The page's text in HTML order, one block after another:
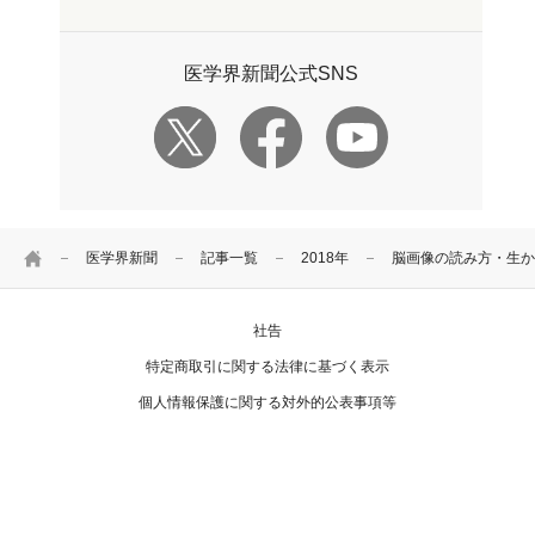
HOME 医学界新聞 記事一覧 2018年 脳画像の読み方・生
医学界新聞公式SNS
社告
特定商取引に関する法律に基づく表示
個人情報保護に関する対外的公表事項等